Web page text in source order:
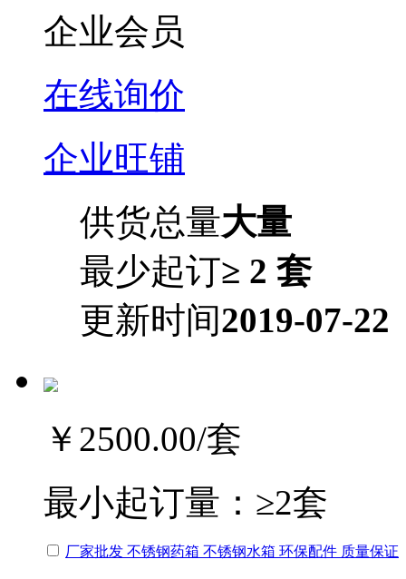
企业会员
在线询价
企业旺铺
供货总量大量
最少起订≥ 2 套
更新时间2019-07-22
￥2500.00/套
最小起订量： ≥2套
厂家批发 不锈钢药箱 不锈钢水箱 环保配件 质量保证